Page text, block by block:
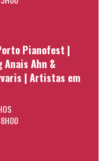
Pianofest |
Anais Ahn &
| Artistas em